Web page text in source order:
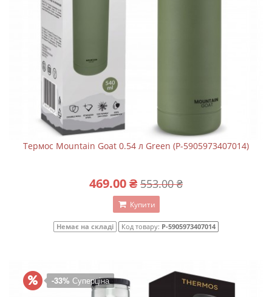
Термос Mountain Goat 0.54 л Green (P-5905973407014)
469.00 ₴ 553.00 ₴
Купити
Немає на складі Код товару: P-5905973407014
-33% Суперціна